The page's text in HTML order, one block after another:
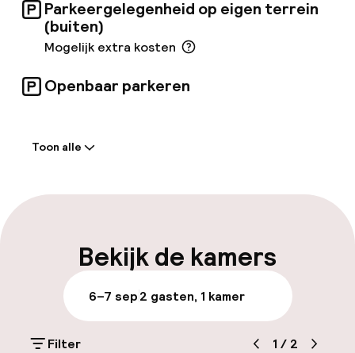
Parkeergelegenheid op eigen terrein
(buiten)
Mogelijk extra kosten
Openbaar parkeren
Laat uitchecken mogelijk
Bagageruimte
Parkeren & mobiliteit
Toon alle
Bekijk de kamers
6–7 sep2 gasten, 1 kamer
Filter 1 / 2